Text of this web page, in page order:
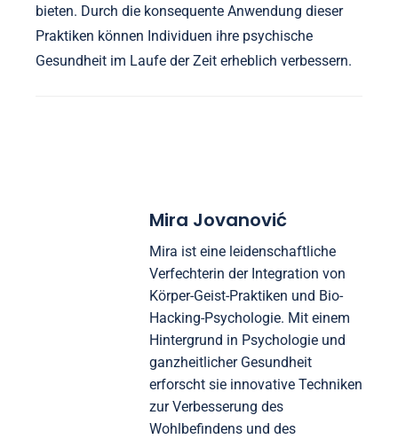
bieten. Durch die konsequente Anwendung dieser
Praktiken können Individuen ihre psychische
Gesundheit im Laufe der Zeit erheblich verbessern.
Mira Jovanović
Mira ist eine leidenschaftliche
Verfechterin der Integration von
Körper-Geist-Praktiken und Bio-
Hacking-Psychologie. Mit einem
Hintergrund in Psychologie und
ganzheitlicher Gesundheit
erforscht sie innovative Techniken
zur Verbesserung des
Wohlbefindens und des